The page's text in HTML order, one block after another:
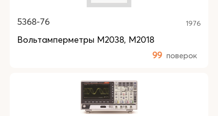
5368-76 1976
Вольтамперметры М2038, М2018
99 поверок